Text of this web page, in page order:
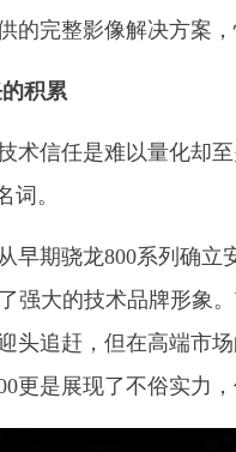
的完整影像解决方案
积累
术信任是难以量化却
词。
期骁龙800系列确立
强大的技术品牌形象
头追赶，但在高端市
更是展现了不俗实力